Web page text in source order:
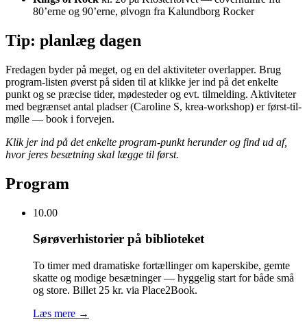
80’erne og 90’erne, ølvogn fra Kalundborg Rocker
Tip: planlæg dagen
Fredagen byder på meget, og en del aktiviteter overlapper. Brug
program-listen øverst på siden til at klikke jer ind på det enkelte
punkt og se præcise tider, mødesteder og evt. tilmelding. Aktiviteter
med begrænset antal pladser (Caroline S, krea-workshop) er først-til-
mølle — book i forvejen.
Klik jer ind på det enkelte program-punkt herunder og find ud af,
hvor jeres besætning skal lægge til først.
Program
10.00
Sørøverhistorier på biblioteket
To timer med dramatiske fortællinger om kaperskibe, gemte
skatte og modige besætninger — hyggelig start for både små
og store. Billet 25 kr. via Place2Book.
Læs mere →